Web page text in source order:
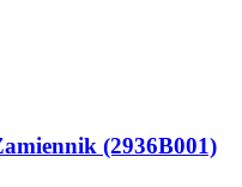
(2936B001)